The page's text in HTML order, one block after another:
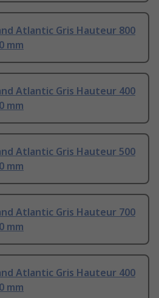
Atlantic Gris Hauteur 800
mm
Atlantic Gris Hauteur 400
mm
Atlantic Gris Hauteur 500
mm
Atlantic Gris Hauteur 700
mm
Atlantic Gris Hauteur 400
mm